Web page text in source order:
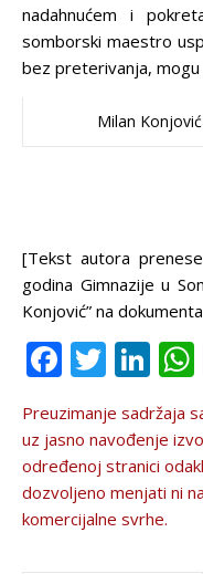
nadahnućem i
somborski maestro
bez preterivanja,
Milan
[Tekst autora
godina Gimnazije u
Konjović” na
Preuzimanje sadržaja
uz jasno navođenje
određenoj stranici
dozvolјeno menjati ni
komercijalne svrhe.